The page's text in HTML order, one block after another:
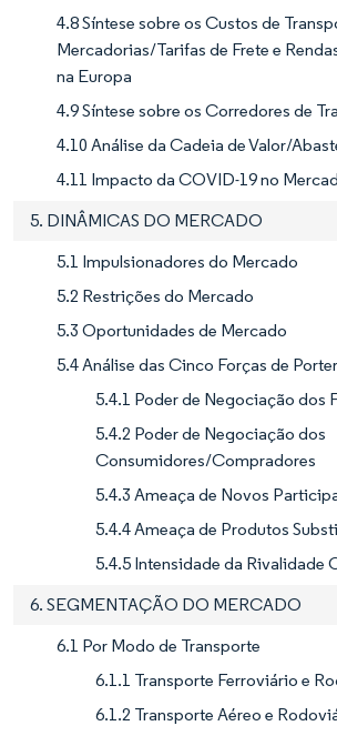
4.8 Síntese sobre os Custos de
Mercadorias/Tarifas de Frete e
na Europa
4.9 Síntese sobre os Corredores de
4.10 Análise da Cadeia de Valor/
4.11 Impacto da COVID-19 no
5. DINÂMICAS DO MERCADO
5.1 Impulsionadores do Mercado
5.2 Restrições do Mercado
5.3 Oportunidades de Mercado
5.4 Análise das Cinco Forças de Porter
5.4.1 Poder de Negociação dos
5.4.2 Poder de Negociação dos
Consumidores/Compradores
5.4.3 Ameaça de Novos
5.4.4 Ameaça de Produtos
5.4.5 Intensidade da Rivalidade
6. SEGMENTAÇÃO DO MERCADO
6.1 Por Modo de Transporte
6.1.1 Transporte Ferroviário e
6.1.2 Transporte Aéreo e